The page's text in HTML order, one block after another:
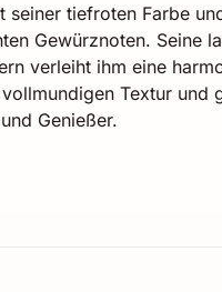
tiefroten Farbe
Gewürznoten. Seine
verleiht ihm eine
Textur und
Genießer.